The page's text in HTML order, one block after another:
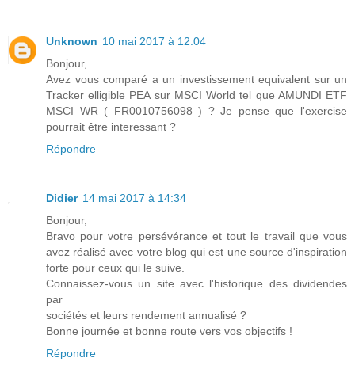
Unknown 10 mai 2017 à 12:04
Bonjour,
Avez vous comparé a un investissement equivalent sur un
Tracker elligible PEA sur MSCI World tel que AMUNDI ETF
MSCI WR ( FR0010756098 ) ? Je pense que l'exercise
pourrait être interessant ?
Répondre
Didier 14 mai 2017 à 14:34
Bonjour,
Bravo pour votre persévérance et tout le travail que vous
avez réalisé avec votre blog qui est une source d'inspiration
forte pour ceux qui le suive.
Connaissez-vous un site avec l'historique des dividendes
par
sociétés et leurs rendement annualisé ?
Bonne journée et bonne route vers vos objectifs !
Répondre